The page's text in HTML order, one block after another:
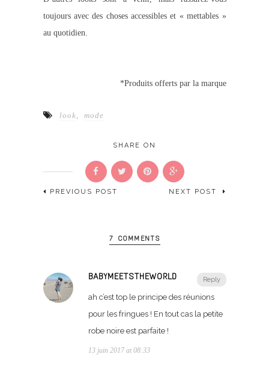
toujours avec des choses accessibles et « mettables »
au quotidien.
*Produits offerts par la marque
look, mode
SHARE ON
PREVIOUS POST NEXT POST
7 COMMENTS
Reply
BABYMEETSTHEWORLD
ah c’est top le principe des réunions
pour les fringues ! En tout cas la petite
robe noire est parfaite !
13 juin 2017 at 08:33